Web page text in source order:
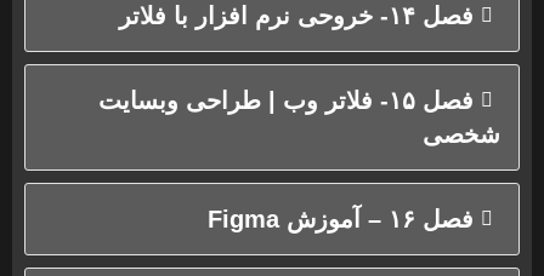
فصل ۱۴- خروحی نرم افزار با فلاتر
فصل ۱۵- فلاتر وب | طراحی وبسایت
شخصی
فصل ۱۶ – آموزش Figma